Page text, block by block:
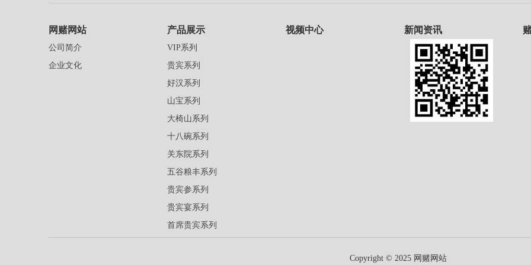
网赌网站
公司简介
企业文化
产品展示
VIP系列
贵宾系列
好汉系列
山宝系列
大椅山系列
十八碗系列
关东院系列
五谷粮丰系列
贵宾参系列
贵宾宴系列
首席贵宾系列
视频中心 新闻资讯
Copyright © 2025 网赌网站